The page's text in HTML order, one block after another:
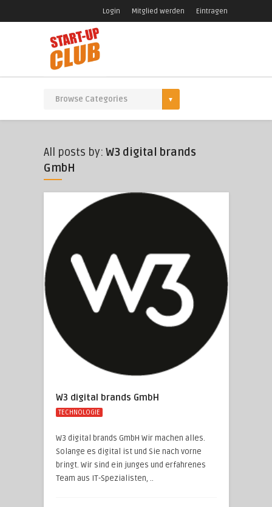
Login Mitglied werden Eintragen
All posts by: W3 digital brands
GmbH
W3 digital brands GmbH
TECHNOLOGIE
W3 digital brands GmbH Wir machen alles.
Solange es digital ist und Sie nach vorne
bringt. Wir sind ein junges und erfahrenes
Team aus IT-Spezialisten, ..